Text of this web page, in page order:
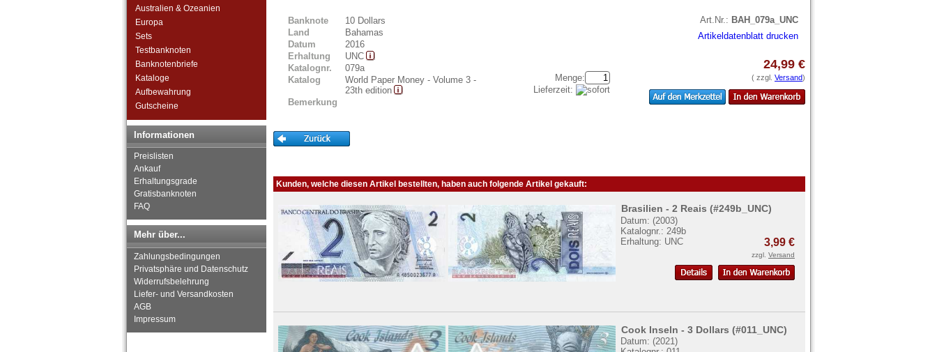
Dominica
Dominikanische Republik
Ecuador
El Salvador
Falkland Inseln
Galapagos
Grenada
Guatemala
Guyana
Haiti
Honduras
Jamaica
Kanada
Kolumbien
Martinique
Mexiko
Montserrat
Nicaragua
Niederländische Antillen
Australien & Ozeanien
Europa
Sets
Testbanknoten
Banknotenbriefe
Kataloge
Aufbewahrung
Gutscheine
Informationen
Preislisten
Ankauf
Erhaltungsgrade
Gratisbanknoten
FAQ
Mehr über...
Zahlungsbedingungen
Privatsphäre und Datenschutz
Widerrufsbelehrung
Liefer- und Versandkosten
AGB
Impressum
Banknote
10 Dollars
Land
Bahamas
Datum
2016
Erhaltung
UNC
Katalognr.
079a
Katalog
World Paper Money - Volume 3 -
23th edition
Bemerkung
Art.Nr.: BAH_079a_UNC
Artikeldatenblatt drucken
Menge:
Lieferzeit:
24,99 €
( zzgl. Versand)
Kunden, welche diesen Artikel bestellten, haben auch folgende Artikel gekauft:
Brasilien - 2 Reais (#249b_UNC)
Datum: (2003)
Katalognr.: 249b
Erhaltung: UNC
3,99 €
zzgl. Versand
Cook Inseln - 3 Dollars (#011_UNC)
Datum: (2021)